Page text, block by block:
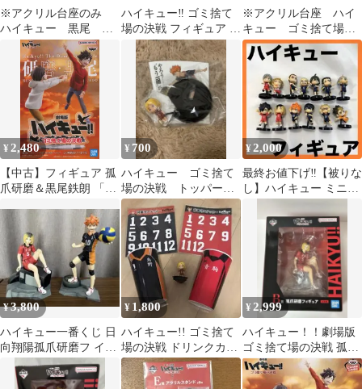
※アクリル台座のみ
ハイキュー 黒尾 研
磨 この瞬間をいつま
でも 台座
ハイキュー‼︎ ゴミ捨て
場の決戦 フィギュア 黒
尾鉄朗 孤爪研磨 音駒
※アクリル台座 ハイ
キュー ゴミ捨て場の
決戦 研磨・黒尾
¥ 2,480
【中古】フィギュア 孤
爪研磨＆黒尾鉄朗 「劇
捨て場の決戦」 フィギ
ュア -この瞬間をいつ
までも-
¥ 700
ハイキュー ゴミ捨て
場の決戦 トッパーフ
ィギュア 孤爪研磨
¥2,000
最終お値下げ‼️【被りな
し】ハイキュー ミニフ
ッグ 音駒
¥3,800
ハイキュー一番くじ 日
向翔陽孤爪研磨フ イギ
ュアセット
¥ 1,800
ハイキュー!! ゴミ捨て
場の決戦 ドリンクカッ
プ ステッカー フィギュ
ア
¥ 2,999
ハイキュー！！劇場版
ゴミ捨て場の決戦 孤爪
研磨 一番くじB賞